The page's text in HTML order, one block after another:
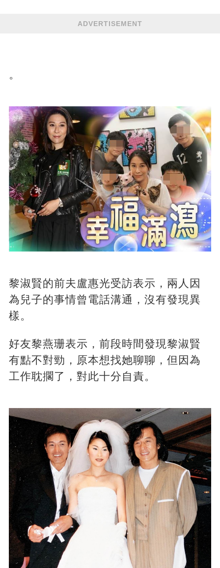
ADVERTISEMENT
。
黎淑賢的前夫盧惠光受訪表示，兩人因
為兒子的事情曾電話溝通，沒有發現異
樣。
好友黎燕珊表示，前段時間發現黎淑賢
有點不對勁，原本想找她聊聊，但因為
工作耽擱了，對此十分自責。